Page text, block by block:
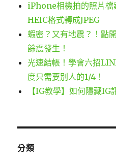
iPhone相機拍的照片檔
HEIC格式轉成JPEG
蝦密？又有地震？！點
餘震發生！
光速結帳！學會六招
度只需要別人的1/4！
【IG教學】如何隱藏IG
分類